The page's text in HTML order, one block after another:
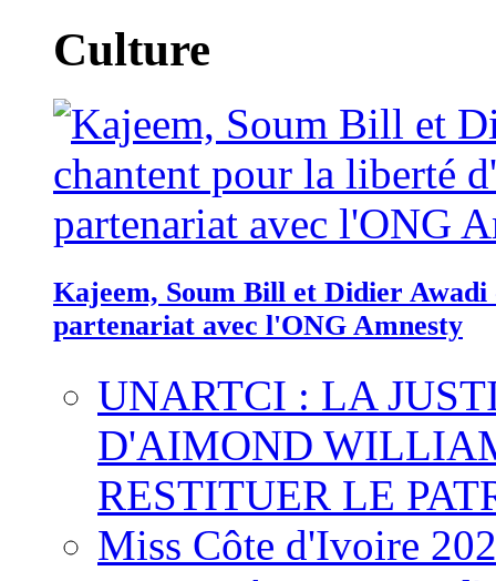
Culture
Kajeem, Soum Bill et Didier
partenariat avec l'ONG Amnesty
UNARTCI : LA
D'AIMOND
RESTITUER LE
Miss Côte d'Ivoire